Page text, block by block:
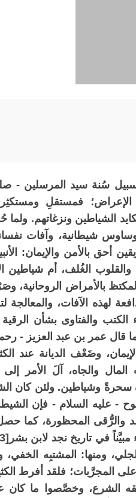
سُنة سيد المرسلين -
الإعراض؛ فمستقلِ
لمكايد الشياطين ونزغاتهم.
شيطانية، وآفات
أحق بالأمن والإيمان:
والقلوب الغُلف، أم
هذا الواقع المكتظ بالأمراض
لهذه الآفات، والمعالجة
الكتب والفتاوى بشأن
قال عمر بن عبد العزيز -
ومع رقَّة الإيمان، وضَعْف
والجاه، آلَ الأمر إلى
سحرةً وشياطين. ولئن كان
- عليه السلام - فإن
والرُّقى المحظورة، كما
الجلي، ومنها: المشتبِه
المجرَّبات؛ فلقد أفرط
الشرع، وخصَّصوا ما كان